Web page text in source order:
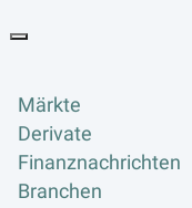
Märkte
Derivate
Finanznachrichten
Branchen